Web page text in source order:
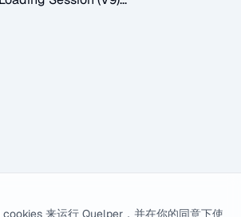
来运行 Quelper，并在你的同意下使